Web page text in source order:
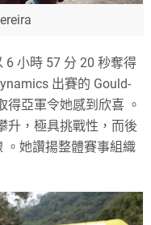
6 小時 57 分 20 秒奪得
出賽的 Gould-
得亞軍令她感到欣喜 。
升，極具挑戰性，而後
。她讚揚整體賽事組織